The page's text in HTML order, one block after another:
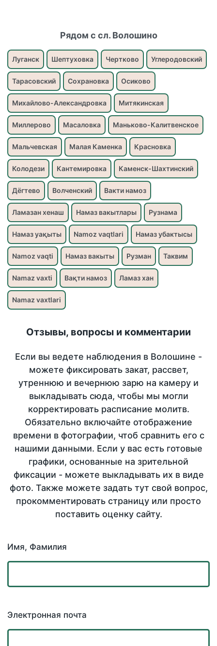
Рядом с сл. Волошино
Луганск Шептуховка Чертково Углеродовский
Тарасовский Сохрановка Осиково
Михайлово-Александровка Митякинская
Миллерово Масаловка Маньково-Калитвенское
Мальчевская Малая Каменка Красновка
Колодези Кантемировка Каменск-Шахтинский
Дёгтево Волченский Вакти намоз
Ламазан хенаш Намаз вакытлары Рузнама
Намаз уақыты Namoz vaqtlari Намаз убактысы
Namoz vaqti Намаз вакыты Рузман Таквим
Namaz vaxti Вақти намоз Ламаз хан
Namaz vaxtlari
Отзывы, вопросы и комментарии
Если вы ведете наблюдения в Волошине -
можете фиксировать закат, рассвет,
утреннюю и вечернюю зарю на камеру и
выкладывать сюда, чтобы мы могли
корректировать расписание молитв.
Обязательно включайте отображение
времени в фотографии, чтоб сравнить его с
нашими данными. Если у вас есть готовые
графики, основанные на зрительной
фиксации - можете выкладывать их в виде
фото. Также можете задать тут свой вопрос,
прокомментировать страницу или просто
поставить оценку сайту.
Имя, Фамилия
Электронная почта